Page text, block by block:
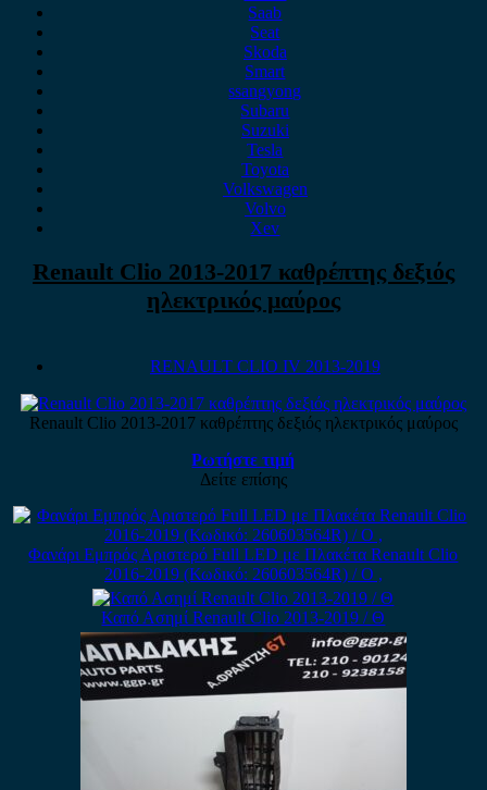
Saab
Seat
Skoda
Smart
ssangyong
Subaru
Suzuki
Tesla
Toyota
Volkswagen
Volvo
Xev
Renault Clio 2013-2017 καθρέπτης δεξιός
ηλεκτρικός μαύρος
RENAULT CLIO IV 2013-2019
Renault Clio 2013-2017 καθρέπτης δεξιός ηλεκτρικός μαύρος
Ρωτήστε τιμή
Δείτε επίσης
Φανάρι Εμπρός Αριστερό Full LED με Πλακέτα Renault Clio
2016-2019 (Κωδικό: 260603564R) / Ο ,
Καπό Ασημί Renault Clio 2013-2019 / Θ